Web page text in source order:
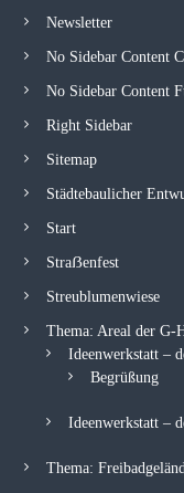
Newsletter
No Sidebar Content
No Sidebar Content
Right Sidebar
Sitemap
Städtebaulicher
Start
Straẞenfest
Streublumenwiese
Thema: Areal der G-
Ideenwerkstatt –
Begrüßung
Ideenwerkstatt –
Thema: